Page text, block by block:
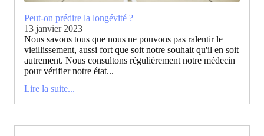
Peut-on prédire la longévité ?
13 janvier 2023
Nous savons tous que nous ne pouvons pas ralentir le
vieillissement, aussi fort que soit notre souhait qu'il en soit
autrement. Nous consultons régulièrement notre médecin
pour vérifier notre état...
Lire la suite...